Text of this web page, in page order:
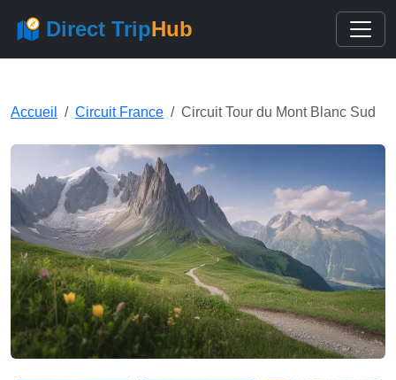
Direct TripHub
Accueil Circuit France Circuit Tour du Mont Blanc Sud